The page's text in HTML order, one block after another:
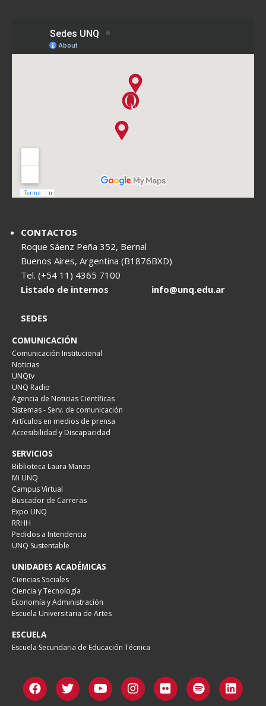
CONTACTOS
Roque Sáenz Peña 352, Bernal
Buenos Aires, Argentina (B1876BXD)
Tel. (+54 11) 4365 7100
Listado de internos
info@unq.edu.ar
SEDES
COMUNICACIÓN
Comunicación Institucional
Noticias
UNQtv
UNQ Radio
Agencia de Noticias Científicas
Sistemas - Serv. de comunicación
Artículos en medios de prensa
Accesibilidad y Discapacidad
SERVICIOS
Biblioteca Laura Manzo
Mi UNQ
Campus Virtual
Buscador de Carreras
Expo UNQ
RRHH
Pedidos a Intendencia
UNQ Sustentable
UNIDADES ACADÉMICAS
Ciencias Sociales
Ciencia y Tecnología
Economía y Administración
Escuela Universitaria de Artes
ESCUELA
Escuela Secundaria de Educación Técnica